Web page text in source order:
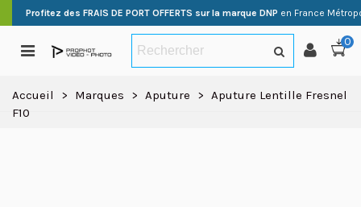
Profitez des FRAIS DE PORT OFFERTS sur la marque DNP en France
0
Accueil > Marques > Aputure > Aputure Lentille Fresnel
F10